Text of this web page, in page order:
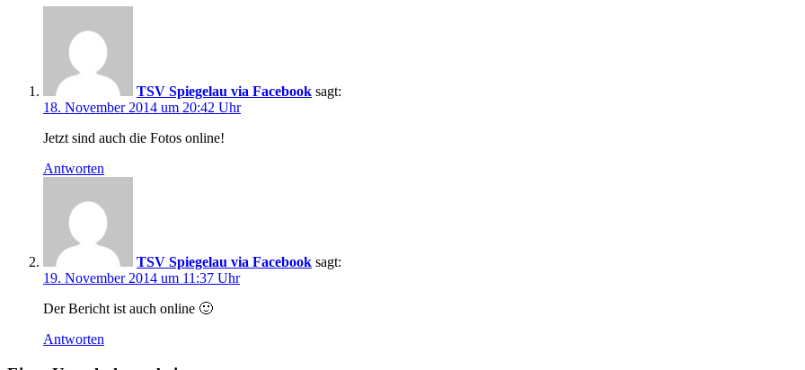
TSV Spiegelau via Facebook sagt:
18. November 2014 um 20:42 Uhr
Jetzt sind auch die Fotos online!
Antworten
TSV Spiegelau via Facebook sagt:
19. November 2014 um 11:37 Uhr
Der Bericht ist auch online 🙂
Antworten